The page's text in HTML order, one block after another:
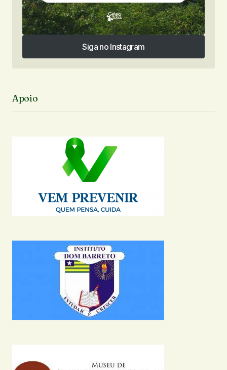
Siga no Instagram
Siga no Instagram
Apoio